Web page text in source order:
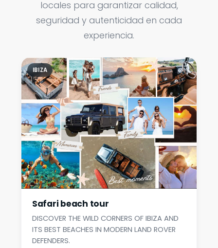
locales para garantizar calidad,
seguridad y autenticidad en cada
experiencia.
IBIZA
Safari beach tour
DISCOVER THE WILD CORNERS OF IBIZA AND
ITS BEST BEACHES IN MODERN LAND ROVER
DEFENDERS.